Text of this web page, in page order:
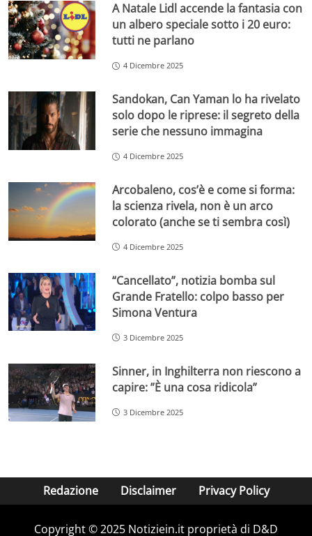
A Natale Lidl accende la fantasia con
un albero speciale sotto i 20 euro:
tutti ne parlano
4 Dicembre 2025
Sandokan, Can Yaman lo ha rivelato
solo dopo le riprese: il segreto della
serie che nessuno immagina
4 Dicembre 2025
Arcobaleno, cos’è e come si forma:
la scienza rivela, non è un arco
colorato (anche se ti sembra così)
4 Dicembre 2025
“Cancellato”, notizia bomba sul
Grande Fratello: colpo basso per
Simona Ventura
3 Dicembre 2025
Sinner, in Inghilterra non riescono a
capire: ”È una cosa ridicola”
3 Dicembre 2025
Redazione Disclaimer Privacy Policy
Copyright © 2025 Notiziein.it proprietà di D&D